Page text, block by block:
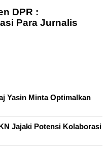
DPR :
Para Jurnalis
Yasin Minta Optimalkan
Jajaki Potensi Kolaborasi